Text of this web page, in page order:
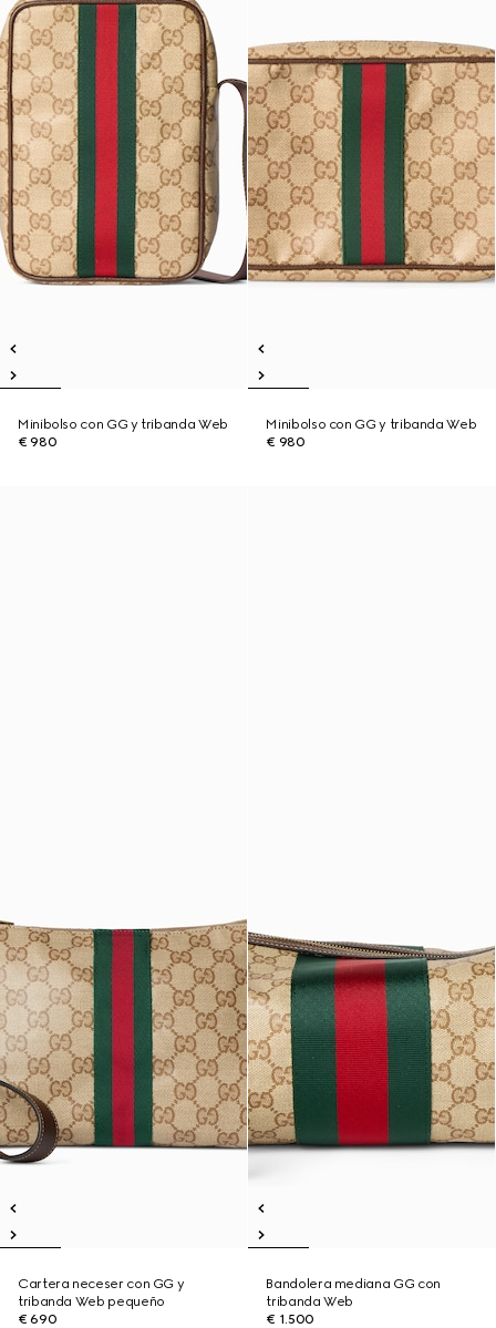
Minibolso con GG y tribanda Web
€ 980
Minibolso con GG y tribanda Web
€ 980
Cartera neceser con GG y
tribanda Web pequeño
€ 690
Bandolera mediana GG con
tribanda Web
€ 1.500